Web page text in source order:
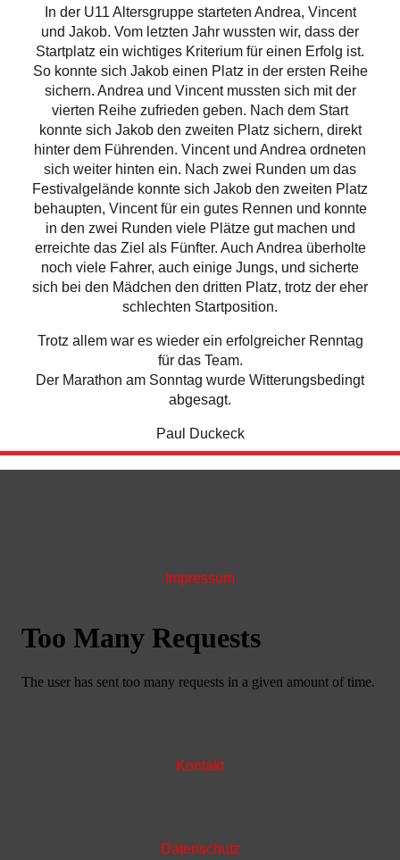
In der U11 Altersgruppe starteten Andrea, Vincent
und Jakob. Vom letzten Jahr wussten wir, dass der
Startplatz ein wichtiges Kriterium für einen Erfolg ist.
So konnte sich Jakob einen Platz in der ersten Reihe
sichern. Andrea und Vincent mussten sich mit der
vierten Reihe zufrieden geben. Nach dem Start
konnte sich Jakob den zweiten Platz sichern, direkt
hinter dem Führenden. Vincent und Andrea ordneten
sich weiter hinten ein. Nach zwei Runden um das
Festivalgelände konnte sich Jakob den zweiten Platz
behaupten, Vincent für ein gutes Rennen und konnte
in den zwei Runden viele Plätze gut machen und
erreichte das Ziel als Fünfter. Auch Andrea überholte
noch viele Fahrer, auch einige Jungs, und sicherte
sich bei den Mädchen den dritten Platz, trotz der eher
schlechten Startposition.
Trotz allem war es wieder ein erfolgreicher Renntag
für das Team.
Der Marathon am Sonntag wurde Witterungsbedingt
abgesagt.
Paul Duckeck
Impressum
Kontakt
Datenschutz